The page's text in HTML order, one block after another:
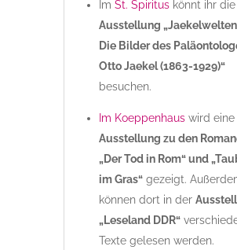
Im St. Spirituskönnt ihr die
Ausstellung
Die Bilder des
Otto Jaekel (1863-1929)“
besuchen.
Im Koeppenhauswird eine
Ausstellung zu den
„Der Tod in Rom“ und
im Gras“gezeigt.
können dort in der
„Leseland DDR“
Texte gelesen werden.